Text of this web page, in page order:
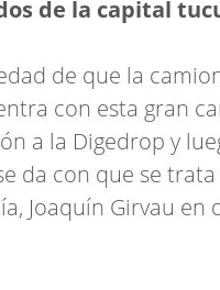
de la capital
de que la
con esta gran
a la Digedrop y
da con que se
Joaquín Girvau en